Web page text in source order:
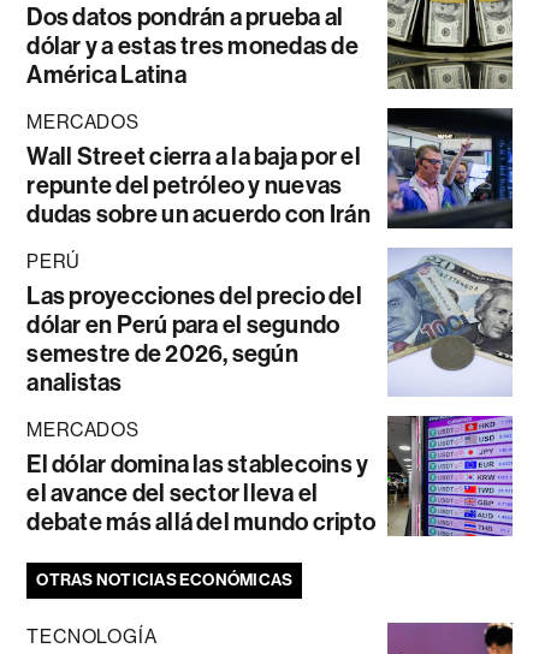
Dos datos pondrán a prueba al
dólar y a estas tres monedas de
América Latina
MERCADOS
Wall Street cierra a la baja por el
repunte del petróleo y nuevas
dudas sobre un acuerdo con Irán
PERÚ
Las proyecciones del precio del
dólar en Perú para el segundo
semestre de 2026, según
analistas
MERCADOS
El dólar domina las stablecoins y
el avance del sector lleva el
debate más allá del mundo cripto
OTRAS NOTICIAS ECONÓMICAS
TECNOLOGÍA